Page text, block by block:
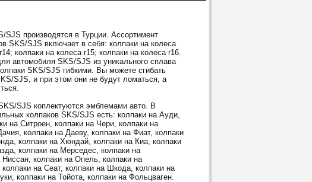
SJS производятся в Турции. Ассортимент
SKS/SJS включает в себя: колпаки на колеса
колпаки на колеса r15; колпаки на колеса r16.
автомобиля SKS/SJS из уникального сплава
SKS/SJS гибкими. Вы можете сгибать
SJS, и при этом они не будут ломаться, а
SJS коплектуются эмблемами авто. В
колпаков SKS/SJS есть: колпаки на Ауди,
на Ситроен, колпаки на Чери, колпаки на
колпаки на Даеву, колпаки на Фиат, колпаки
колпаки на Хюндай, колпаки на Киа, колпаки
колпаки на Мерседес, колпаки на
колпаки на Опель, колпаки на
на Сеат, колпаки на Шкода, колпаки на
колпаки на Тойота, колпаки на Фольцваген.